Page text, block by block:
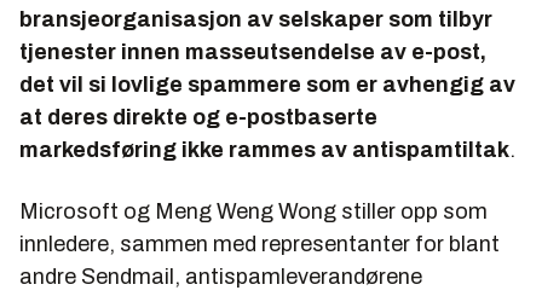
bransjeorganisasjon av selskaper som tilbyr
tjenester innen masseutsendelse av e-post,
det vil si lovlige spammere som er avhengig av
at deres direkte og e-postbaserte
markedsføring ikke rammes av antispamtiltak.
Microsoft og Meng Weng Wong stiller opp som
innledere, sammen med representanter for blant
andre Sendmail, antispamleverandørene